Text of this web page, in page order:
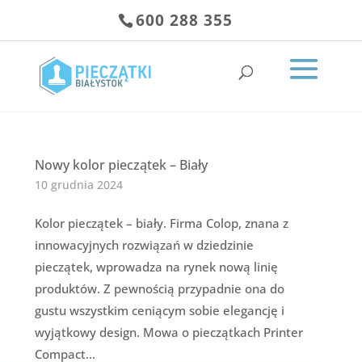
600 288 355
Nowy kolor pieczątek – Biały
10 grudnia 2024
Kolor pieczątek – biały. Firma Colop, znana z
innowacyjnych rozwiązań w dziedzinie
pieczątek, wprowadza na rynek nową linię
produktów. Z pewnością przypadnie ona do
gustu wszystkim ceniącym sobie elegancję i
wyjątkowy design. Mowa o pieczątkach Printer
Compact...